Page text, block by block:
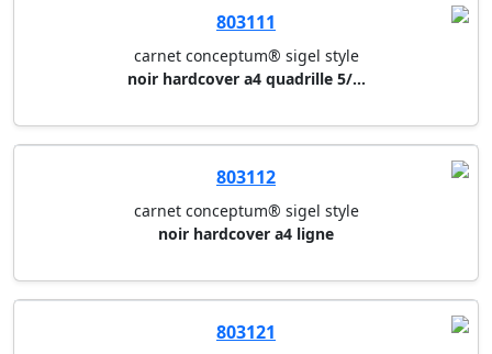
803111
carnet conceptum® sigel style
noir hardcover a4 quadrille 5/...
803112
carnet conceptum® sigel style
noir hardcover a4 ligne
803121